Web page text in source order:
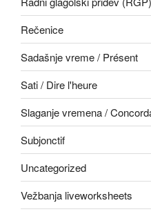
Rečenice
Sadašnje vreme / Présent
Sati / Dire l'heure
Slaganje vremena /
Subjonctif
Uncategorized
Vežbanja liveworksheets